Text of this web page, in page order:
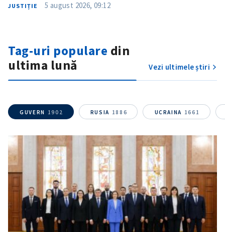
SUSȚINE
JUSTIȚIE 5 august 2026, 09:12
Tag-uri populare din
ultima lună
Vezi ultimele știri
GUVERN 1902 RUSIA 1886 UCRAINA 1661